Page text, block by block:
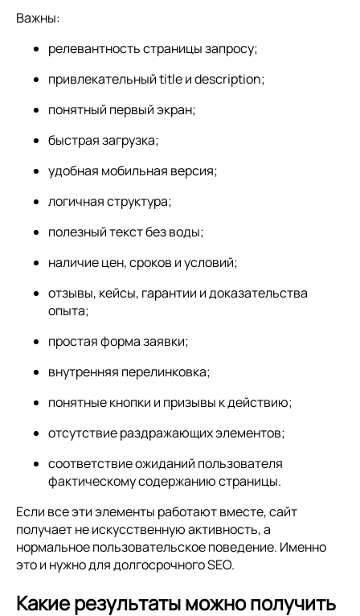
Важны:
релевантность страницы запросу;
привлекательный title и description;
понятный первый экран;
быстрая загрузка;
удобная мобильная версия;
логичная структура;
полезный текст без воды;
наличие цен, сроков и условий;
отзывы, кейсы, гарантии и доказательства
опыта;
простая форма заявки;
внутренняя перелинковка;
понятные кнопки и призывы к действию;
отсутствие раздражающих элементов;
соответствие ожиданий пользователя
фактическому содержанию страницы.
Если все эти элементы работают вместе, сайт
получает не искусственную активность, а
нормальное пользовательское поведение. Именно
это и нужно для долгосрочного SEO.
Какие результаты можно получить